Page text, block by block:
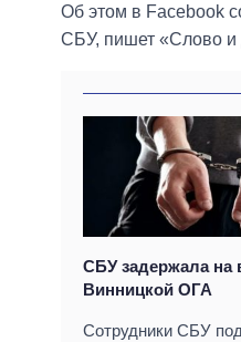
Об этом в Facebook
СБУ, пишет «Слово и
СБУ задержала на
Винницкой ОГА
Сотрудники СБУ